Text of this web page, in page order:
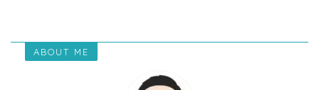
ABOUT ME